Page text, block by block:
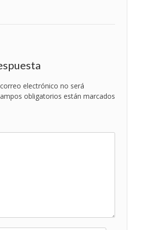
electrónico no será
obligatorios están marcados